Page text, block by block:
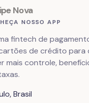
Nova
NOSSO APP
fintech de
de crédito para
mais controle,
Brasil